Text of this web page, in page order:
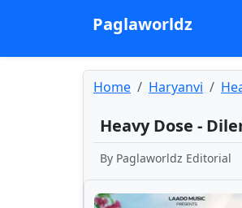
Paglaworldz
Home Haryanvi
Heavy Dose -
By Paglaworldz Editorial